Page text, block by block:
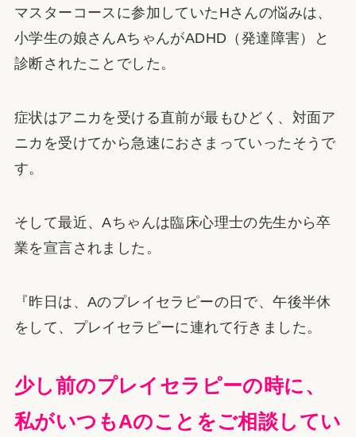
マスターコースに参加していたHさんの悩みは、
小学生の娘さんAちゃんがADHD（発達障害）と
診断されたことでした。
症状はアニカを受ける直前が最もひどく、対面ア
ニカを受けてから急速におさまっていったそうで
す。
そして最近、Aちゃんは臨床心理士の先生から卒
業を宣言されました。
『昨日は、Aのプレイセラピーの日で、午後半休
をして、プレイセラピーに連れて行きました。
少し前のプレイセラピーの時に、
私がいつもAのことをご相談してい